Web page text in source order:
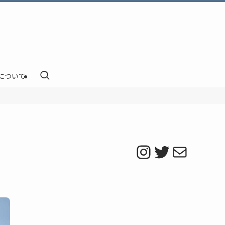
ついて
InstagramTwitter メール